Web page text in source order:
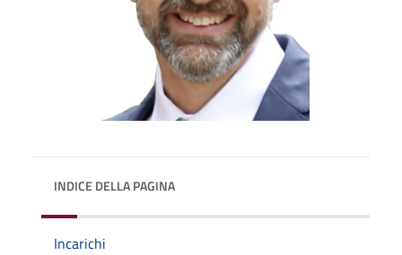
INDICE DELLA PAGINA
Incarichi